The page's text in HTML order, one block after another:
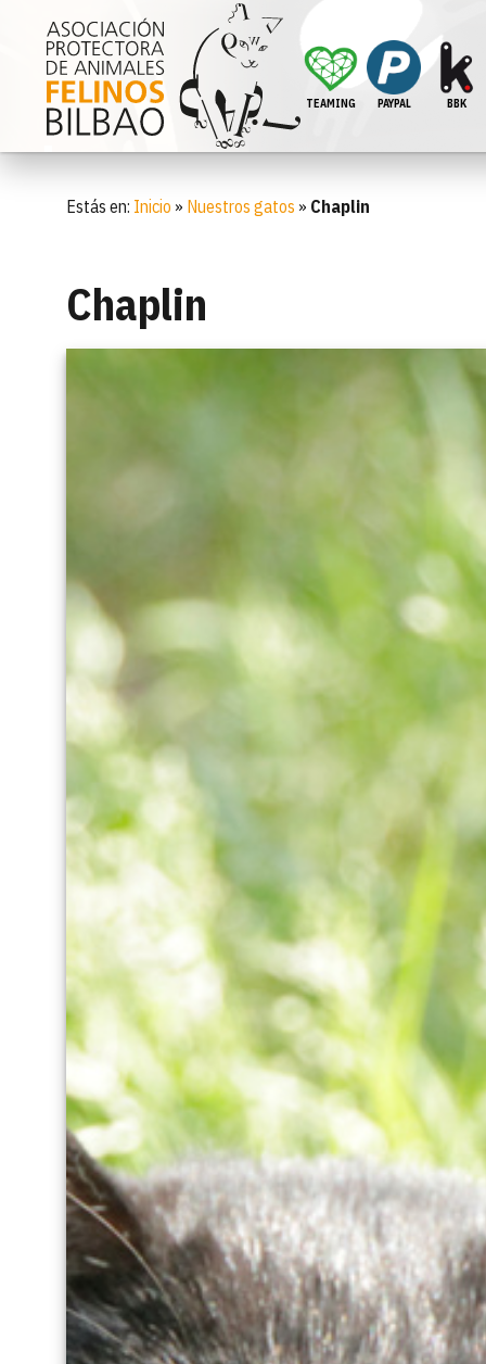
TEAMING PAYPAL BBK
Estás en: Inicio » Nuestros gatos » Chaplin
Chaplin